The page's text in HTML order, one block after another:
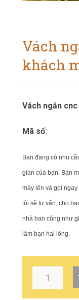
Vách
khách
Vách ngăn
Mã số:
Bạn đang có nhu
gian của bạn. Bạn
máy lên và gọi
tôi sẽ tư vấn, cho
nhà ban cũng
làm bạn hai lòng.